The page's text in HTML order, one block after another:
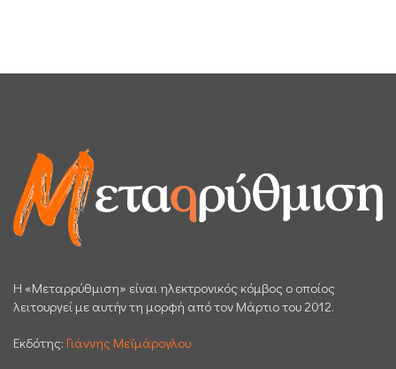
H «Μεταρρύθμιση» είναι ηλεκτρονικός κόμβος ο οποίος
λειτουργεί με αυτήν τη μορφή από τον Μάρτιο του 2012.
Εκδότης: Γιάννης Μεϊμάρογλου